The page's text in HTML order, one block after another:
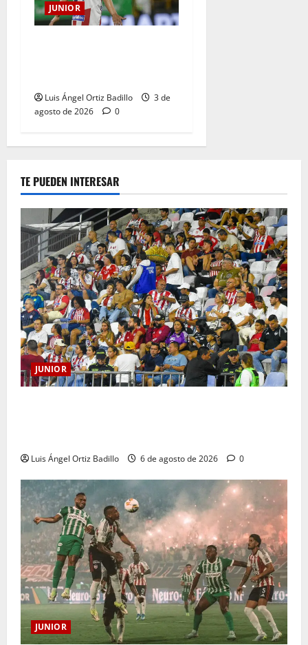
JUNIOR
Luis Ángel Ortiz Badillo
3 de
agosto de 2026
0
TE PUEDEN INTERESAR
JUNIOR
Luis Ángel Ortiz Badillo 6 de agosto de 2026 0
JUNIOR